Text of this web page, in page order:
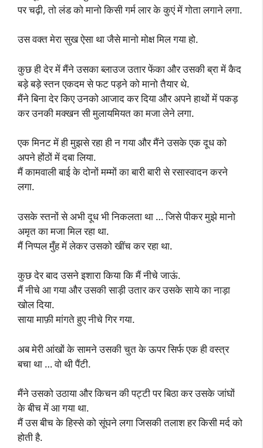
पर चढ़ी, तो लंड को मानो किसी गर्म लार के कुएं में गोता लगाने लगा.
उस वक्त मेरा सुख ऐसा था जैसे मानो मोक्ष मिल गया हो.
कुछ ही देर में मैंने उसका ब्लाउज उतार फेंका और उसकी ब्रा में कैद
बड़े बड़े स्तन एकदम से फट पड़ने को मानो तैयार थे.
मैंने बिना देर किए उनको आजाद कर दिया और अपने हाथों में पकड़
कर उनकी मक्खन सी मुलायमियत का मजा लेने लगा.
एक मिनट में ही मुझसे रहा ही न गया और मैंने उसके एक दूध को
अपने होंठों में दबा लिया.
मैं कामवाली बाई के दोनों मम्मों का बारी बारी से रसास्वादन करने
लगा.
उसके स्तनों से अभी दूध भी निकलता था … जिसे पीकर मुझे मानो
अमृत का मजा मिल रहा था.
मैं निप्पल मुँह में लेकर उसको खींच कर रहा था.
कुछ देर बाद उसने इशारा किया कि मैं नीचे जाऊं.
मैं नीचे आ गया और उसकी साड़ी उतार कर उसके साये का नाड़ा
खोल दिया.
साया माफ़ी मांगते हुए नीचे गिर गया.
अब मेरी आंखों के सामने उसकी चुत के ऊपर सिर्फ एक ही वस्त्र
बचा था … वो थी पैंटी.
मैंने उसको उठाया और किचन की पट्टी पर बिठा कर उसके जांघों
के बीच में आ गया था.
मैं उस बीच के हिस्से को सूंघने लगा जिसकी तलाश हर किसी मर्द को
होती है.